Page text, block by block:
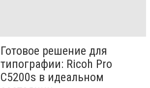
Готовое решение для
типографии: Ricoh Pro
C5200s в идеальном